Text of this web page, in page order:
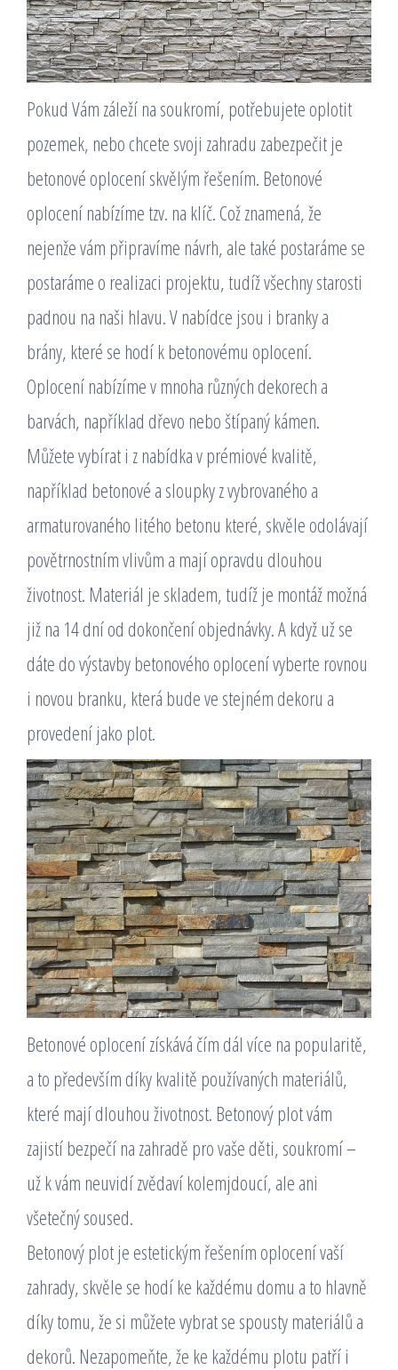
Pokud Vám záleží na soukromí, potřebujete oplotit
pozemek, nebo chcete svoji zahradu zabezpečit je
betonové oplocení skvělým řešením. Betonové
oplocení nabízíme tzv. na klíč. Což znamená, že
nejenže vám připravíme návrh, ale také postaráme se
postaráme o realizaci projektu, tudíž všechny starosti
padnou na naši hlavu. V nabídce jsou i branky a
brány, které se hodí k betonovému oplocení.
Oplocení nabízíme v mnoha různých dekorech a
barvách, například dřevo nebo štípaný kámen.
Můžete vybírat i z nabídka v prémiové kvalitě,
například betonové a sloupky z vybrovaného a
armaturovaného litého betonu které, skvěle odolávají
povětrnostním vlivům a mají opravdu dlouhou
životnost. Materiál je skladem, tudíž je montáž možná
již na 14 dní od dokončení objednávky. A když už se
dáte do výstavby betonového oplocení vyberte rovnou
i novou branku, která bude ve stejném dekoru a
provedení jako plot.
Betonové oplocení získává čím dál více na popularitě,
a to především díky kvalitě používaných materiálů,
které mají dlouhou životnost. Betonový plot vám
zajistí bezpečí na zahradě pro vaše děti, soukromí –
už k vám neuvidí zvědaví kolemjdoucí, ale ani
všetečný soused.
Betonový plot je estetickým řešením oplocení vaší
zahrady, skvěle se hodí ke každému domu a to hlavně
díky tomu, že si můžete vybrat se spousty materiálů a
dekorů. Nezapomeňte, že ke každému plotu patří i